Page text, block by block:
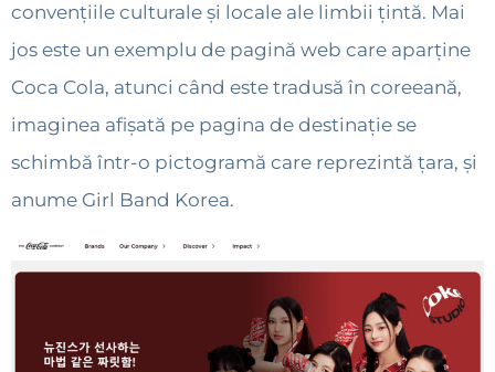
convențiile culturale și locale ale limbii țintă. Mai
jos este un exemplu de pagină web care aparține
Coca Cola, atunci când este tradusă în coreeană,
imaginea afișată pe pagina de destinație se
schimbă într-o pictogramă care reprezintă țara, și
anume Girl Band Korea.